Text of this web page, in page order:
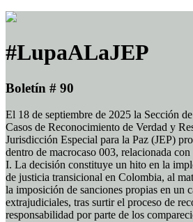
#LupaALaJEP
Boletín # 90
El 18 de septiembre de 2025 la Sección
Casos de Reconocimiento de Verdad y
Jurisdicción Especial para la Paz (JEP)
dentro de macrocaso 003, relacionada
I. La decisión constituye un hito en la
de justicia transicional en Colombia, al
la imposición de sanciones propias en un
extrajudiciales, tras surtir el proceso de
responsabilidad por parte de los